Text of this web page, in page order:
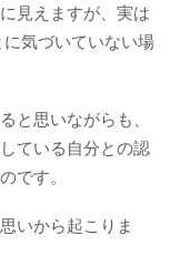
見えますが、実は
気づいていない場
と思いながらも、
ている自分との認
です。
いから起こりま